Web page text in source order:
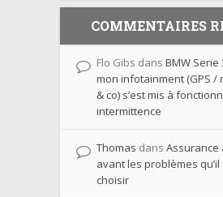
COMMENTAIRES
Flo Gibs dans BMW Serie
mon infotainment (GPS /
& co) s’est mis à
intermittence
Thomas dans Assurance
avant les problèmes
choisir